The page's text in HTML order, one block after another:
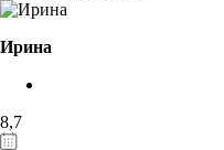
Ирина
8,7